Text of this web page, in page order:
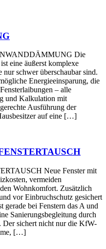
Die
eine äußerst komplexe
schwer überschaubar sind.
Energieeinsparung, die
– alle
und Kalkulation mit
Ausführung der
auf eine […]
Neue Fenster mit
vermeiden
Wohnkomfort. Zusätzlich
vor Einbruchschutz gesichert
gerade bei Fenstern das A und
Sanierungsbegleitung durch
Der sichert nicht nur die KfW-
[…]